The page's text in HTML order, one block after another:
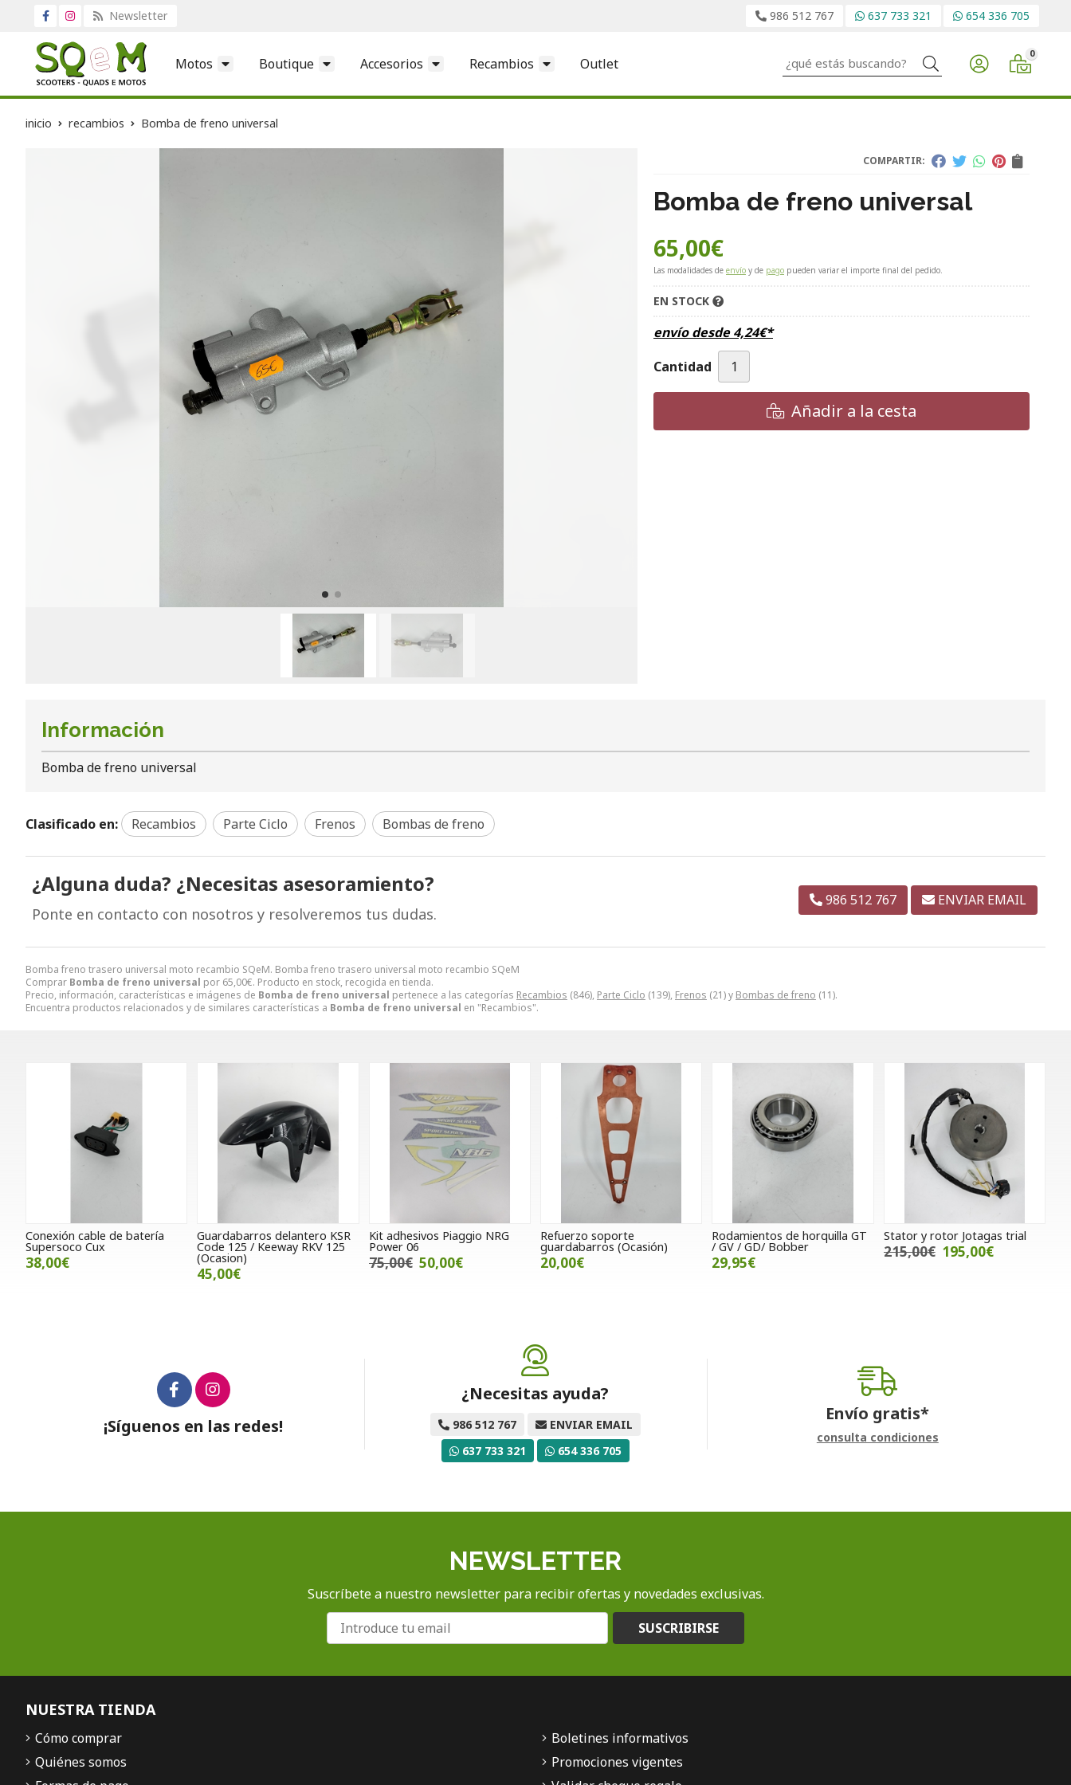
Newsletter 986 512 767 637 733 321 654 336 705
Motos Boutique Accesorios Recambios Outlet Buscar 0
inicio recambios Bomba de freno universal
COMPARTIR:
Bomba de freno universal
65,00€
Las modalidades de envío y de pago pueden variar el importe final del pedido.
EN STOCK
envío desde4,24€*
Cantidad
Añadir a la cesta
Bomba freno trasero universal moto recambio SQeM. Bomba freno trasero universal moto recambio SQeM
Comprar Bomba de freno universal por 65,00€. Producto en stock, recogida en tienda.
Precio, información, características e imágenes de Bomba de freno universal pertenece a las categorías Recambios (846), Parte Ciclo (139), Frenos (21) y Bombas de freno (11).
Encuentra productos relacionados y de similares características a Bomba de freno universal en "Recambios".
Información
Bomba de freno universal
Clasificado en: Recambios Parte Ciclo Frenos Bombas de freno
¿Alguna duda? ¿Necesitas asesoramiento?
Ponte en contacto con nosotros y resolveremos tus dudas.
986 512 767 ENVIAR EMAIL
Conexión cable de batería
Supersoco Cux
38,00€
Guardabarros delantero KSR
Code 125 / Keeway RKV 125
(Ocasion)
45,00€
Kit adhesivos Piaggio NRG
Power 06
75,00€ 50,00€
Refuerzo soporte
guardabarros (Ocasión)
20,00€
Rodamientos de horquilla GT
/ GV / GD/ Bobber
29,95€
Stator y rotor Jotagas trial
215,00€ 195,00€
¡Síguenos en las redes!
¿Necesitas ayuda?
986 512 767
ENVIAR EMAIL
637 733 321
654 336 705
Envío gratis*
consulta condiciones
NEWSLETTER
Suscríbete a nuestro newsletter para recibir ofertas y novedades exclusivas.
SUSCRIBIRSE
NUESTRA TIENDA
Cómo comprar
Quiénes somos
Boletines informativos
Promociones vigentes